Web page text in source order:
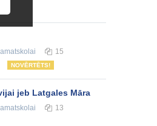
15
NOVĒRTĒTS!
jeb Latgales Māra
13